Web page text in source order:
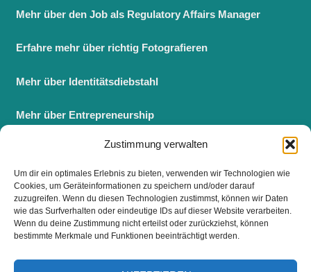
Zustimmung verwalten
Um dir ein optimales Erlebnis zu bieten, verwenden wir Technologien wie
Cookies, um Geräteinformationen zu speichern und/oder darauf
zuzugreifen. Wenn du diesen Technologien zustimmst, können wir Daten
wie das Surfverhalten oder eindeutige IDs auf dieser Website verarbeiten.
Wenn du deine Zustimmung nicht erteilst oder zurückziehst, können
bestimmte Merkmale und Funktionen beeinträchtigt werden.
Mehr über den Job als Regulatory Affairs Manager
Erfahre mehr über richtig Fotografieren
Mehr über Identitätsdiebstahl
Mehr über Entrepreneurship
Berufsbegleitender Master BWL
Fernstudium Master BWL
FOLGE UNS